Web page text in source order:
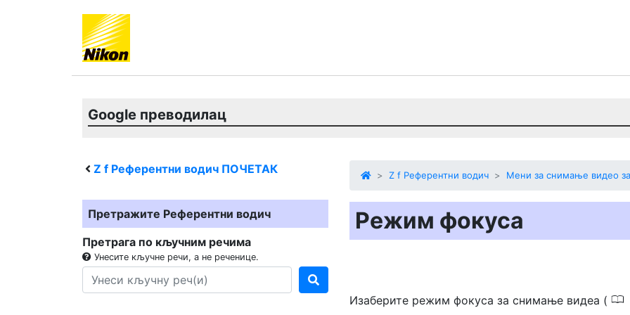
Google преводилац
Z f Референтни водич ПОЧЕТАК
Претражите Референтни водич
Претрага по кључним речима
Унесите кључне речи, а не реченице.
Z f Референтни водич Мени за снимање видео
Режим фокуса
Изаберите режим фокуса за снимање видеа (